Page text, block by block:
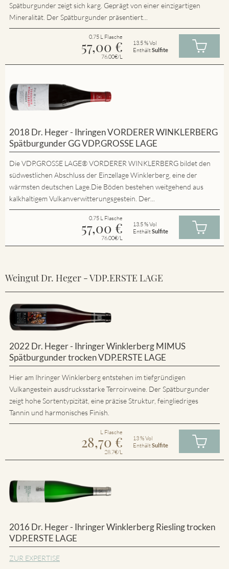
Spätburgunder zeigt sich karg. Geprägt von einer einzigartigen
Mineralität. Der Spätburgunder präsentiert...
0.75 L Flasche
57,00 €
76.00€/L
13.5 % Vol
EnthältSulfite
2018 Dr. Heger - Ihringen VORDERER WINKLERBERG
Spätburgunder GG VDP.GROSSE LAGE
Die VDP.GROSSE LAGE® VORDERER WINKLERBERG bildet den
südwestlichen Abschluss der Einzellage Winklerberg, eine der
wärmsten deutschen Lage.Die Böden bestehen weitgehend aus
kalkhaltigem Vulkanverwitterungsgestein. Der...
0.75 L Flasche
57,00 €
76.00€/L
13.5 % Vol
EnthältSulfite
Weingut Dr. Heger - VDP.ERSTE LAGE
2022 Dr. Heger - Ihringer Winklerberg MIMUS
Spätburgunder trocken VDP.ERSTE LAGE
Hier am Ihringer Winklerberg entstehen im tiefgründigen
Vulkangestein ausdrucksstarke Terroirweine. Der Spätburgunder
zeigt hohe Sortentypizität, eine präzise Struktur, feingliedriges
Tannin und harmonisches Finish.
L Flasche
28,70 €
28.7€/L
13 % Vol
EnthältSulfite
2016 Dr. Heger - Ihringer Winklerberg Riesling trocken
VDP.ERSTE LAGE
ZUR EXPERTISE